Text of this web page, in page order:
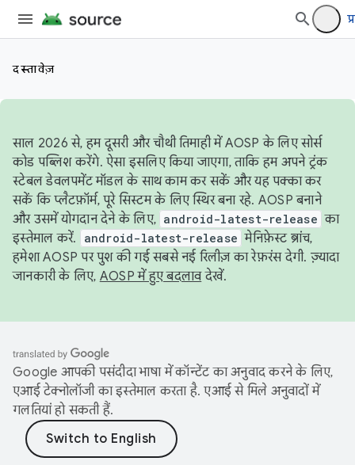
दस्तावेज़
साल 2026 से, हम दूसरी और चौथी तिमाही में AOSP के लिए सोर्स
कोड पब्लिश करेंगे. ऐसा इसलिए किया जाएगा, ताकि हम अपने ट्रंक
स्टेबल डेवलपमेंट मॉडल के साथ काम कर सकें और यह पक्का कर
सकें कि प्लैटफ़ॉर्म, पूरे सिस्टम के लिए स्थिर बना रहे. AOSP बनाने
और उसमें योगदान देने के लिए, android-latest-release का
इस्तेमाल करें.
android-latest-release मेनिफ़ेस्ट ब्रांच,
हमेशा AOSP पर पुश की गई सबसे नई रिलीज़ का रेफ़रंस देगी. ज़्यादा
जानकारी के लिए, AOSP में हुए बदलावदेखें.
Google आपकी पसंदीदा भाषा में कॉन्टेंट का अनुवाद करने के लिए,
एआई टेक्नोलॉजी का इस्तेमाल करता है. एआई से मिले अनुवादों में
गलतियां हो सकती हैं.